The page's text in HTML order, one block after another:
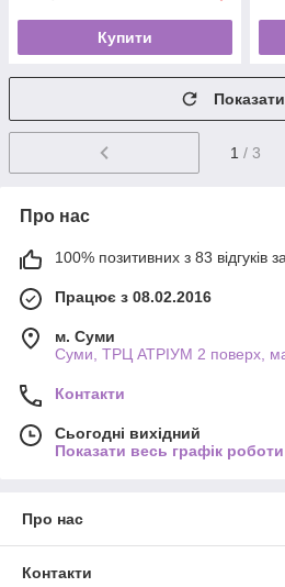
Купити
1 / 3
Про нас
100% позитивних з 83 відгуків
Працює з 08.02.2016
м. Суми
Суми, ТРЦ АТРІУМ 2 поверх,
Контакти
Сьогодні вихідний
Показати весь графік роботи
Про нас
Контакти